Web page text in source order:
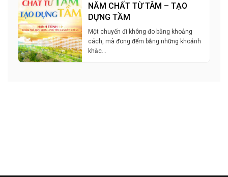
NĂM CHẤT TỪ TÂM – TẠO
DỰNG TẦM
Một chuyến đi không đo bằng khoảng
cách, mà đong đếm bằng những khoảnh
khắc…